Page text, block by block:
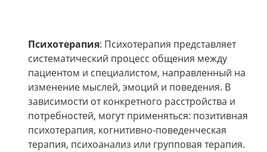
Психотерапия: Психотерапия представляет
систематический процесс общения между
пациентом и специалистом, направленный на
изменение мыслей, эмоций и поведения. В
зависимости от конкретного расстройства и
потребностей, могут применяться: позитивная
психотерапия, когнитивно-поведенческая
терапия, психоанализ или групповая терапия.